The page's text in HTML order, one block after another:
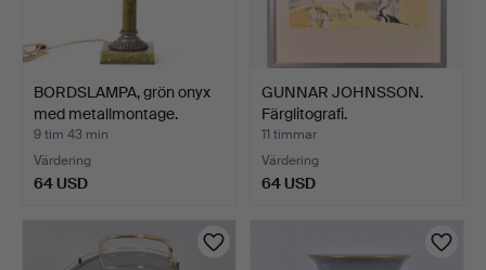
BORDSLAMPA, grön onyx
med metallmontage.
9 tim 43 min
Värdering
64 USD
GUNNAR JOHNSSON.
Färglitografi.
11 timmar
Värdering
64 USD